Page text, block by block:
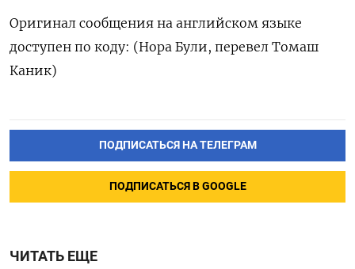
Оригинал сообщения ​на английском языке
доступен по коду: (‌Нора Були, перевел Томаш
Каник)
ПОДПИСАТЬСЯ НА ТЕЛЕГРАМ
ПОДПИСАТЬСЯ В GOOGLE
ЧИТАТЬ ЕЩЕ